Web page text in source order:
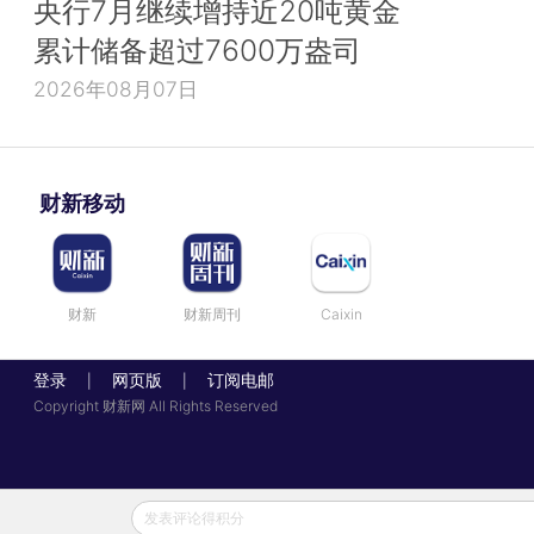
央行7月继续增持近20吨黄金
累计储备超过7600万盎司
2026年08月07日
财新移动
财新 财新周刊 Caixin
登录 网页版 订阅电邮
Copyright 财新网 All Rights Reserved
发表评论得积分